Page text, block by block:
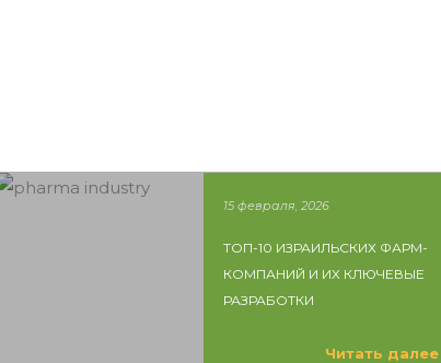
ТОП-10 ИЗРАИЛЬСКИХ ФАРМ-
КОМПАНИЙ И ИХ КЛЮЧЕВЫЕ
РАЗРАБОТКИ
15 февраля, 2026
Читать далее